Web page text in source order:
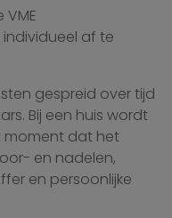
VME
af te
gespreid over tijd
Bij een huis wordt
moment dat het
en nadelen,
en persoonlijke